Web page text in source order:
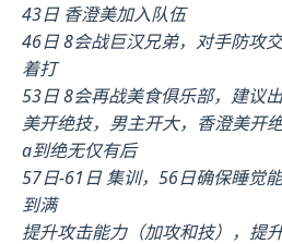
43日 香澄美加入队伍
46日 8会战巨汉兄弟，对手防攻
着打
53日 8会再战美食俱乐部，建议
美开绝技，男主开大，香澄美开
a到绝无仅有后
57日-61日 集训，56日确保睡觉
到满
提升攻击能力（加攻和技），提